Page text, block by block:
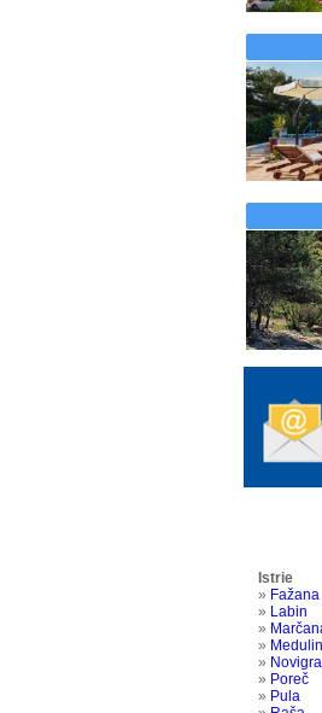
Istrie
» Fažana
» Labin
»
» Medulin
»
» Poreč
» Pula